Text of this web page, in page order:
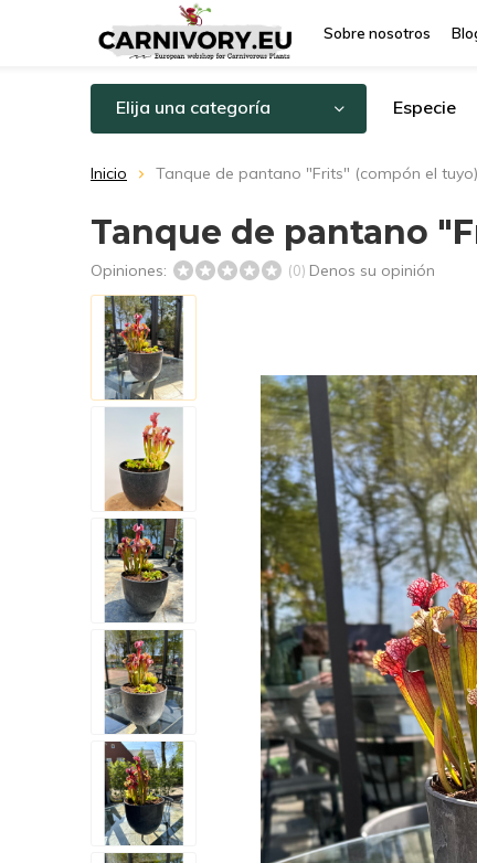
Sobre nosotros
Elija una categoría Especie
Inicio Tanque de pantano "Frits" (compón el
Tanque de pantano
Opiniones: (0) Denos su opinión